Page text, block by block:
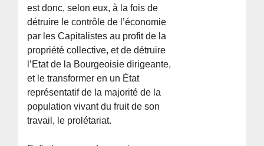
est donc, selon eux, à la fois de
détruire le contrôle de l’économie
par les Capitalistes au profit de la
propriété collective, et de détruire
l’Etat de la Bourgeoisie dirigeante,
et le transformer en un État
représentatif de la majorité de la
population vivant du fruit de son
travail, le prolétariat.